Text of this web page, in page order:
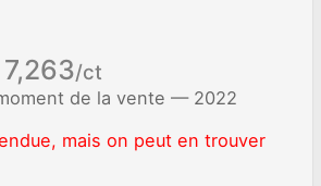
/ct
de la vente — 2022
mais on peut en trouver